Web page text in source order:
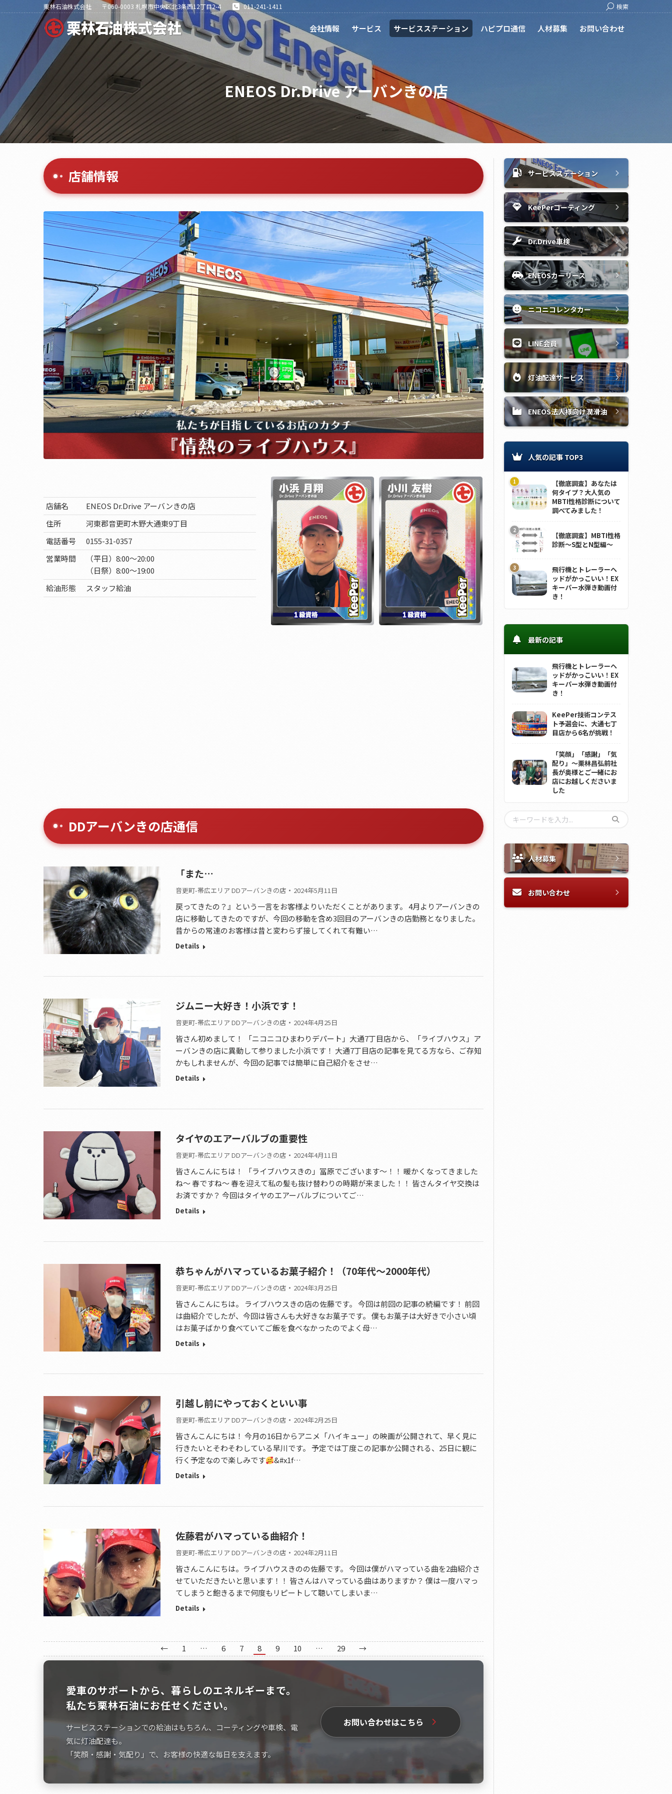
栗林石油株式会社 〒060-0003 札幌市中央区北3条西12丁目2-4 011-241-1411 Search:
検索
会社情報 サービス サービスステーション ハピプロ通信 人材募集 お問い合わせ
ENEOS Dr.Drive アーバンきの店
店舗情報
店舗名
ENEOS Dr.Drive アーバンきの店
住所
河東郡音更町木野大通東9丁目
電話番号
0155-31-0357
営業時間
（平日）8:00～20:00
（日祭）8:00～19:00
給油形態
スタッフ給油
DDアーバンきの店通信
「また…
音更町-帯広エリア DDアーバンきの店 2024年5月11日
戻ってきたの？』という一言をお客様よりいただくことがあります。 4月よりアーバンきの
店に移動してきたのですが、今回の移動を含め3回目のアーバンきの店勤務となりました。
昔からの常連のお客様は昔と変わらず接してくれて有難い…
Details
ジムニー大好き！小浜です！
音更町-帯広エリア DDアーバンきの店 2024年4月25日
皆さん初めまして！ 「ニコニコひまわりデパート」大通7丁目店から、「ライブハウス」ア
ーバンきの店に異動して参りました小浜です！ 大通7丁目店の記事を見てる方なら、ご存知
かもしれませんが、今回の記事では簡単に自己紹介をさせ…
Details
タイヤのエアーバルブの重要性
音更町-帯広エリア DDアーバンきの店 2024年4月11日
皆さんこんにちは！ 「ライブハウスきの」冨原でございます～！！ 暖かくなってきました
ね～ 春ですね～ 春を迎えて私の髪も抜け替わりの時期が来ました！！ 皆さんタイヤ交換は
お済ですか？ 今回はタイヤのエアーバルブについてご…
Details
恭ちゃんがハマっているお菓子紹介！（70年代～2000年代）
音更町-帯広エリア DDアーバンきの店 2024年3月25日
皆さんこんにちは。 ライブハウスきの店の佐藤です。 今回は前回の記事の続編です！ 前回
は曲紹介でしたが、今回は皆さんも大好きなお菓子です。 僕もお菓子は大好きで小さい頃
はお菓子ばかり食べていてご飯を食べなかったのでよく母…
Details
引越し前にやっておくといい事
音更町-帯広エリア DDアーバンきの店 2024年2月25日
皆さんこんにちは！ 今月の16日からアニメ「ハイキュー」の映画が公開されて、早く見に
行きたいとそわそわしている早川です。 予定では丁度この記事か公開される、25日に観に
行く予定なので楽しみです
&#x1f…
Details
佐藤君がハマっている曲紹介！
音更町-帯広エリア DDアーバンきの店 2024年2月11日
皆さんこんにちは。ライブハウスきのの佐藤です。 今回は僕がハマっている曲を2曲紹介さ
せていただきたいと思います！！ 皆さんはハマっている曲はありますか？ 僕は一度ハマっ
てしまうと飽きるまで何度もリピートして聴いてしまいま…
Details
← 1 … 6 7 8 9 10 … 29 →
愛車のサポートから、暮らしのエネルギーまで。
私たち栗林石油にお任せください。
サービスステーションでの給油はもちろん、コーティングや車検、電
気に灯油配達も。
「笑顔・感謝・気配り」で、お客様の快適な毎日を支えます。
お問い合わせはこちら
サービスステーション
KeePerコーティング
Dr.Drive車検
ENEOSカーリース
ニコニコレンタカー
LINE会員
灯油配達サービス
ENEOS法人様向け潤滑油
人気の記事 TOP3
【徹底調査】あなたは
何タイプ？大人気の
MBTI性格診断について
調べてみました！
【徹底調査】MBTI性格
診断～S型とN型編～
飛行機とトレーラーヘ
ッドがかっこいい！EX
キーパー水弾き動画付
き！
最新の記事
飛行機とトレーラーヘ
ッドがかっこいい！EX
キーパー水弾き動画付
き！
KeePer技術コンテス
ト予選会に、大通七丁
目店から6名が挑戦！
「笑顔」「感謝」「気
配り」～栗林昌弘前社
長が奥様とご一緒にお
店にお越しくださいま
した
人材募集
お問い合わせ